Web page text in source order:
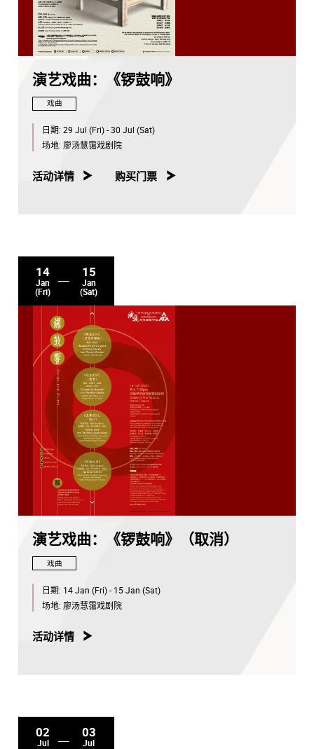
演艺戏曲：《锣鼓响》
戏曲
日期: 29 Jul (Fri) - 30 Jul (Sat)
场地: 廖汤慧霭戏剧院
活动详情 购买门票
14
Jan
(Fri)
15
Jan
(Sat)
演艺戏曲：《锣鼓响》（取消）
戏曲
日期: 14 Jan (Fri) - 15 Jan (Sat)
场地: 廖汤慧霭戏剧院
活动详情
02
Jul
03
Jul